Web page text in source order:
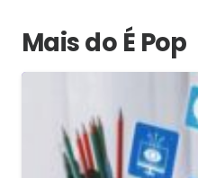
Mais do É Pop